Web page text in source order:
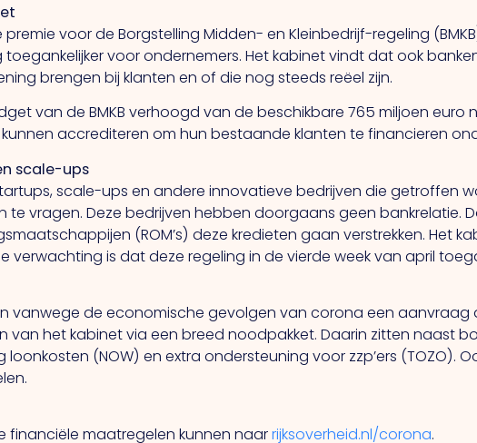
voor de Borgstelling Midden- en Kleinbedrijf-regeling
voor ondernemers. Het kabinet vindt dat ook
brengen bij klanten en of die nog steeds reëel zijn.
van de BMKB verhoogd van de beschikbare 765 miljoen euro
accrediteren om hun bestaande klanten te financieren
scale-ups
scale-ups en andere innovatieve bedrijven die getroffen
vragen. Deze bedrijven hebben doorgaans geen bankrelatie.
(ROM’s) deze kredieten gaan verstrekken. Het
verwachting is dat deze regeling in de vierde week van april
vanwege de economische gevolgen van corona een aanvraag
van het kabinet via een breed noodpakket. Daarin zitten naast
(NOW) en extra ondersteuning voor zzp’ers (TOZO).
financiële maatregelen kunnen naarrijksoverheid.nl/corona.